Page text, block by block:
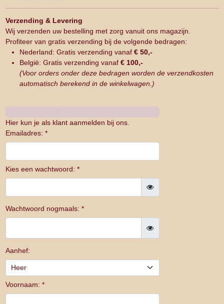
Verzending & Levering
Wij verzenden uw bestelling met zorg vanuit ons magazijn.
Profiteer van gratis verzending bij de volgende bedragen:
Nederland: Gratis verzending vanaf € 50,-
België: Gratis verzending vanaf € 100,-
(Voor orders onder deze bedragen worden de verzendkosten
automatisch berekend in de winkelwagen.)
Hier kun je als klant aanmelden bij ons.
Emailadres: *
Kies een wachtwoord: *
Wachtwoord nogmaals: *
Aanhef:
Voornaam: *